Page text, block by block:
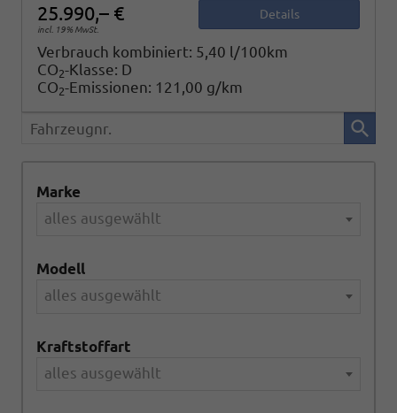
25.990,– €
incl. 19% MwSt.
Details
Verbrauch kombiniert: 5,40 l/100km
CO2-Klasse: D
CO2-Emissionen: 121,00 g/km
Fahrzeugnr.
Marke
alles ausgewählt
Modell
alles ausgewählt
Kraftstoffart
alles ausgewählt